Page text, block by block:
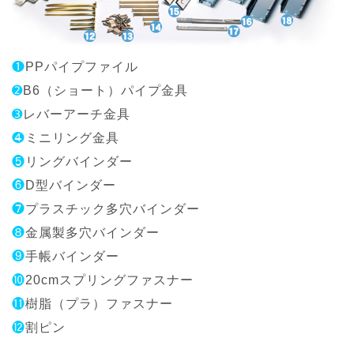
❶PPパイプファイル
➋B6（ショート）パイプ金具
➌レバーアーチ金具
❹ ミニリング金具
❺ リングバインダー
❻D型バインダー
❼プラスチック多穴バインダー
❽金属製多穴バインダー
❾手帳バインダー
❿20cmスプリングファスナー
⓫樹脂（プラ）ファスナー
⓬割ピン